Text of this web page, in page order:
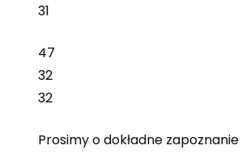
31
47
32
32
Prosimy o dokładne